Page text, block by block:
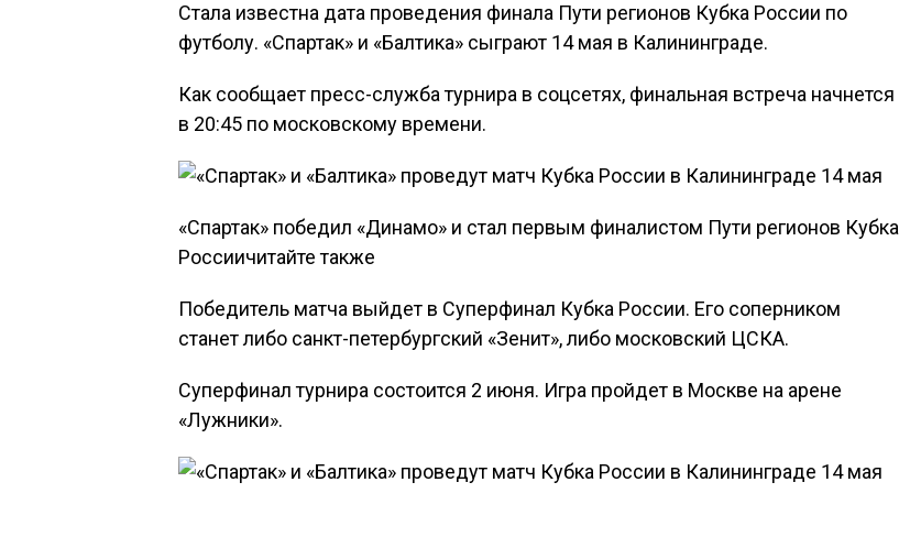
Стала известна дата проведения финала Пути регионов Кубка России по
футболу. «Спартак» и «Балтика» сыграют 14 мая в Калининграде.
Как сообщает пресс-служба турнира в соцсетях, финальная встреча начнется
в 20:45 по московскому времени.
​«Спартак» победил «Динамо» и стал первым финалистом Пути регионов Кубка
Россиичитайте также
Победитель матча выйдет в Суперфинал Кубка России. Его соперником
станет либо санкт-петербургский «Зенит», либо московский ЦСКА.
Суперфинал турнира состоится 2 июня. Игра пройдет в Москве на арене
«Лужники».